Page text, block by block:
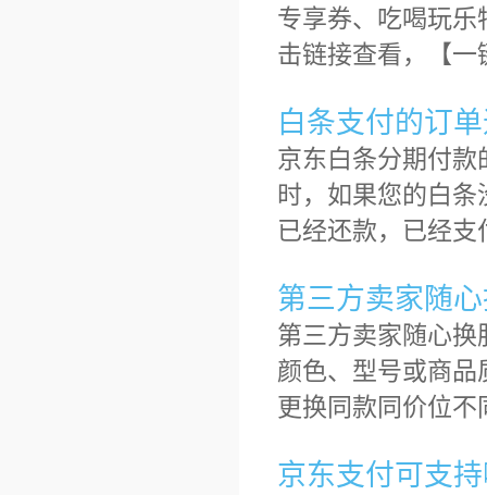
专享券、吃喝玩
击链接查看，【一
白条支付的订
京东白条分期付
时，如果您的白
已经还款，已经
第三方卖家随
第三方卖家随心
颜色、型号或商
更换同款同价位
京东支付可支